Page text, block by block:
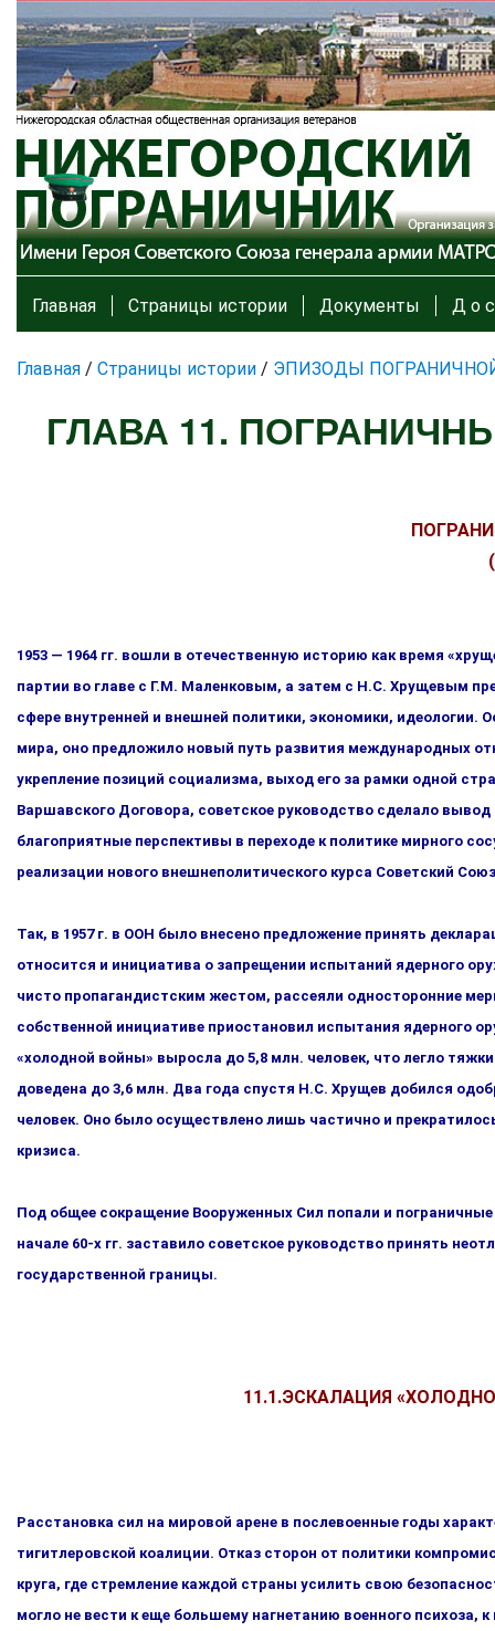
Главная Страницы истории Документы Д о с
Главная / Страницы истории / ЭПИЗОДЫ
ГЛАВА 11.
1953 — 1964 гг. вошли в отечественную историю как время
партии во главе с Г.М. Маленковым, а затем с Н.С. Хруще­вым
сфере внутренней и внешней политики, экономики, идеологии.
мира, оно предложило новый путь развития международных
укрепление позиций социализма, вы­ход его за рамки одной
Варшавского Договора, советское руководство сделало
благоприятные перспективы в переходе к политике мирного
реализации нового внешнеполитичес­кого курса Советский
Так, в 1957 г. в ООН было внесено предложение принять
относится и инициатива о запрещении испытаний ядер­ного
чисто пропагандистским жестом, рассеяли односто­ронние
собственной инициативе приостановил испытания ядер­ного
«холодной войны» выросла до 5,8 млн. человек, что легло
доведена до 3,6 млн. Два года спустя Н.С. Хру­щев добился
человек. Оно было осуществлено лишь частично и
кризиса.
Под общее сокращение Вооруженных Сил попали и
начале 60-х гг. заставило советское руководство принять
государственной границы.
11.1.ЭСКАЛАЦИЯ
Расстановка сил на мировой арене в послевоенные годы
тигитлеровской коалиции. Отказ сторон от политики
круга, где стремление каждой страны усилить свою
могло не вести к еще большему нагнетанию военного пси­хоза,